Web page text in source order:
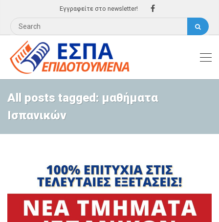
Εγγραφείτε στο newsletter!
All posts tagged: μαθήματα
Ισπανικών